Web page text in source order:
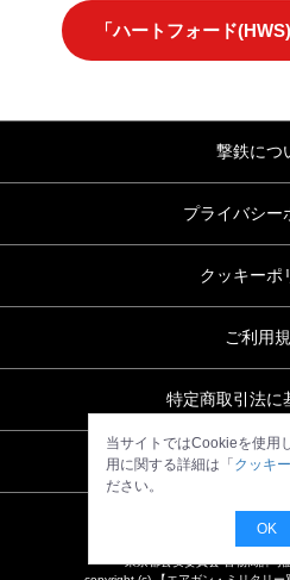
当サイトではCookieを使用
用に関する詳細は「クッキ
ださい。
OK
ハーロック・モデ
ーロック
ル
「ハートフォード
撃鉄につ
プライバシー
クッキーポ
ご利用
特定商取引法に
お問い合
東京都公安委員会 古物商許